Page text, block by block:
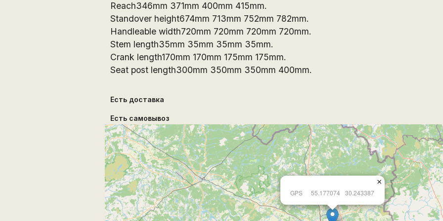
Reach346mm 371mm 400mm 415mm.
Standover height674mm 713mm 752mm 782mm.
Handleable width720mm 720mm 720mm 720mm.
Stem length35mm 35mm 35mm 35mm.
Crank length170mm 170mm 175mm 175mm.
Seat post length300mm 350mm 350mm 400mm.
Есть доставка
Есть самовывоз
GPS 55.177074 30.243387
×